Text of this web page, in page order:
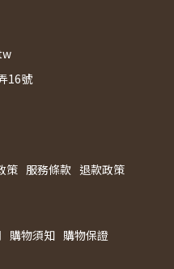
16號
策 服務條款 退款政策
購物須知 購物保證